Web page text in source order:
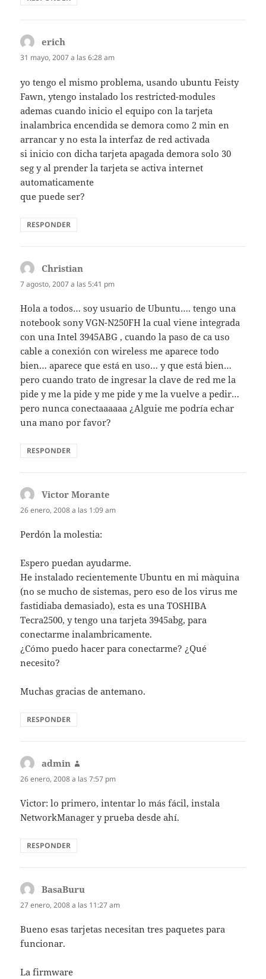
erich
31 mayo, 2007 a las 6:28 am
yo tengo el mismo problema, usando ubuntu Feisty
Fawn, ytengo instalado los restricted-modules
ademas cuando inicio el equipo con la tarjeta
inalambrica encendida se demora como 2 min en
arrancar y no esta la interfaz de red activada
si inicio con dicha tarjeta apagada demora solo 30
seg y al prender la tarjeta se activa internet
automaticamente
que puede ser?
RESPONDER
Christian
7 agosto, 2007 a las 5:41 pm
Hola a todos… soy usuario de Ubuntu…. tengo una
notebook sony VGN-N250FH la cual viene integrada
con una Intel 3945ABG , cuando la paso de ca uso
cable a conexión con wireless me aparece todo
bien… aparece que está en uso… y que está bien…
pero cuando trato de ingresar la clave de red me la
pide y me la pide y me pide y me la vuelve a pedir…
pero nunca conectaaaaaa ¿Alguie me podría echar
una mano por favor?
RESPONDER
Victor Morante
26 enero, 2008 a las 1:09 am
Perdón la molestia:
Espero puedan ayudarme.
He instalado recientemente Ubuntu en mi màquina
(no se mucho de sistemas, pero eso de los virus me
fastidiaba demasiado), esta es una TOSHIBA
Tecra2500, y tengo una tarjeta 3945abg, para
conectarme inalambricamente.
¿Cómo puedo hacer para conectarme? ¿Qué
necesito?
Muchas gracias de antemano.
RESPONDER
admin
26 enero, 2008 a las 7:57 pm
Victor: lo primero, intentar lo más fácil, instala
NetworkManager y prueba desde ahí.
RESPONDER
BasaBuru
27 enero, 2008 a las 11:27 am
Bueno esas tarjetas necesitan tres paquetes para
funcionar.
La firmware